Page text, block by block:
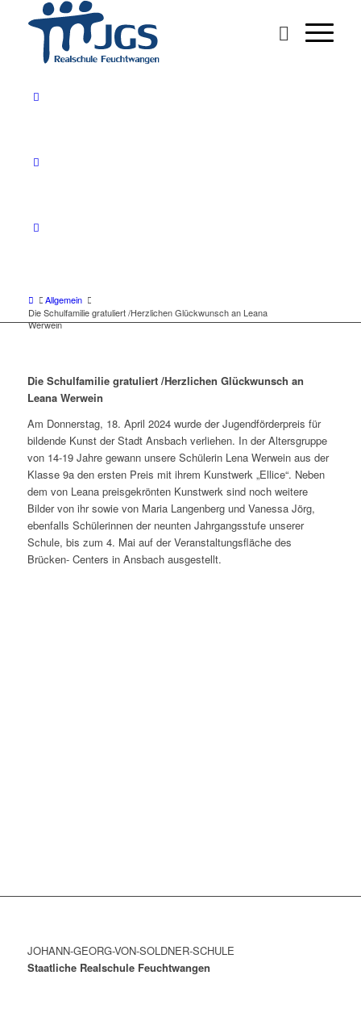
Allgemein
Die Schulfamilie gratuliert /Herzlichen Glückwunsch an Leana
Werwein
Die Schulfamilie gratuliert /Herzlichen Glückwunsch an
Leana Werwein
Am Donnerstag, 18. April 2024 wurde der Jugendförderpreis für
bildende Kunst der Stadt Ansbach verliehen. In der Altersgruppe
von 14-19 Jahre gewann unsere Schülerin Lena Werwein aus der
Klasse 9a den ersten Preis mit ihrem Kunstwerk „Ellice“. Neben
dem von Leana preisgekrönten Kunstwerk sind noch weitere
Bilder von ihr sowie von Maria Langenberg und Vanessa Jörg,
ebenfalls Schülerinnen der neunten Jahrgangsstufe unserer
Schule, bis zum 4. Mai auf der Veranstaltungsfläche des
Brücken- Centers in Ansbach ausgestellt.
JOHANN-GEORG-VON-SOLDNER-SCHULE
Staatliche Realschule Feuchtwangen